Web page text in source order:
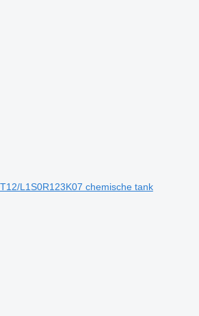
L1S0R123K07 chemische tank